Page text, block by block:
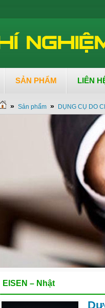
SẢN PHẨM LIÊN
» Sản phẩm » DỤNG CỤ DO
EISEN – Nhật